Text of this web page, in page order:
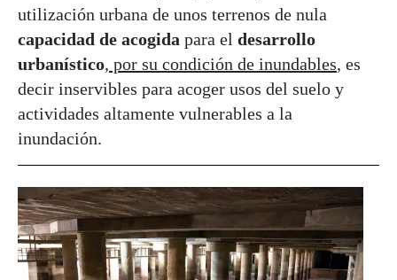
utilización urbana de unos terrenos de nula
capacidad de acogida para el desarrollo
urbanístico, por su condición de inundables, es
decir inservibles para acoger usos del suelo y
actividades altamente vulnerables a la
inundación.